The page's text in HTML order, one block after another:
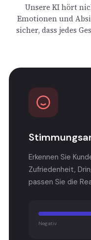
Unsere KI hört
Emotionen und
sicher, dass jedes
Erkennen Sie
Zufriedenheit,
passen Sie die
Negativ